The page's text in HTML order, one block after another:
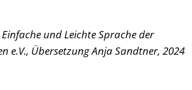
und Leichte Sprache der
e.V., Übersetzung Anja Sandtner, 2024